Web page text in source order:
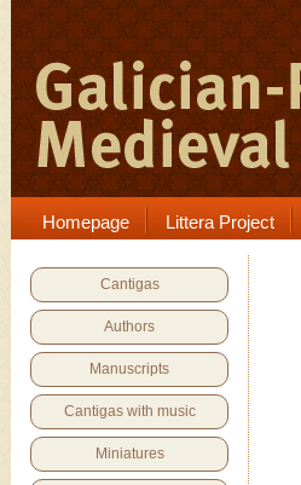
Homepage Littera Project
Cantigas
Authors
Manuscripts
Cantigas with music
Miniatures